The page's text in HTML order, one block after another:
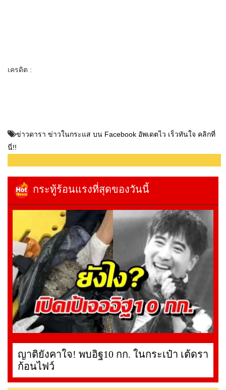
เครดิต :
ข่าวดารา ข่าวในกระแส บน Facebook อัพเดตไว เร็วทันใจ คลิกที่
นี่!!
กระทู้ร้อนแรงที่สุดของวันนี้
ญาติยังคาใจ! พบอิฐ10 กก. ในกระเป๋า เต้ดรา
ก้อนไฟว์